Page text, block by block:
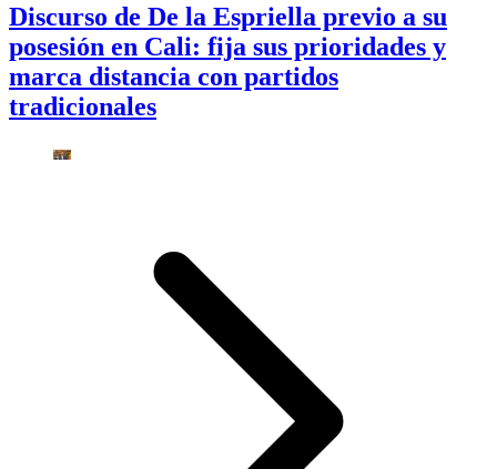
Discurso de De la Espriella previo a su
posesión en Cali: fija sus prioridades y
marca distancia con partidos
tradicionales